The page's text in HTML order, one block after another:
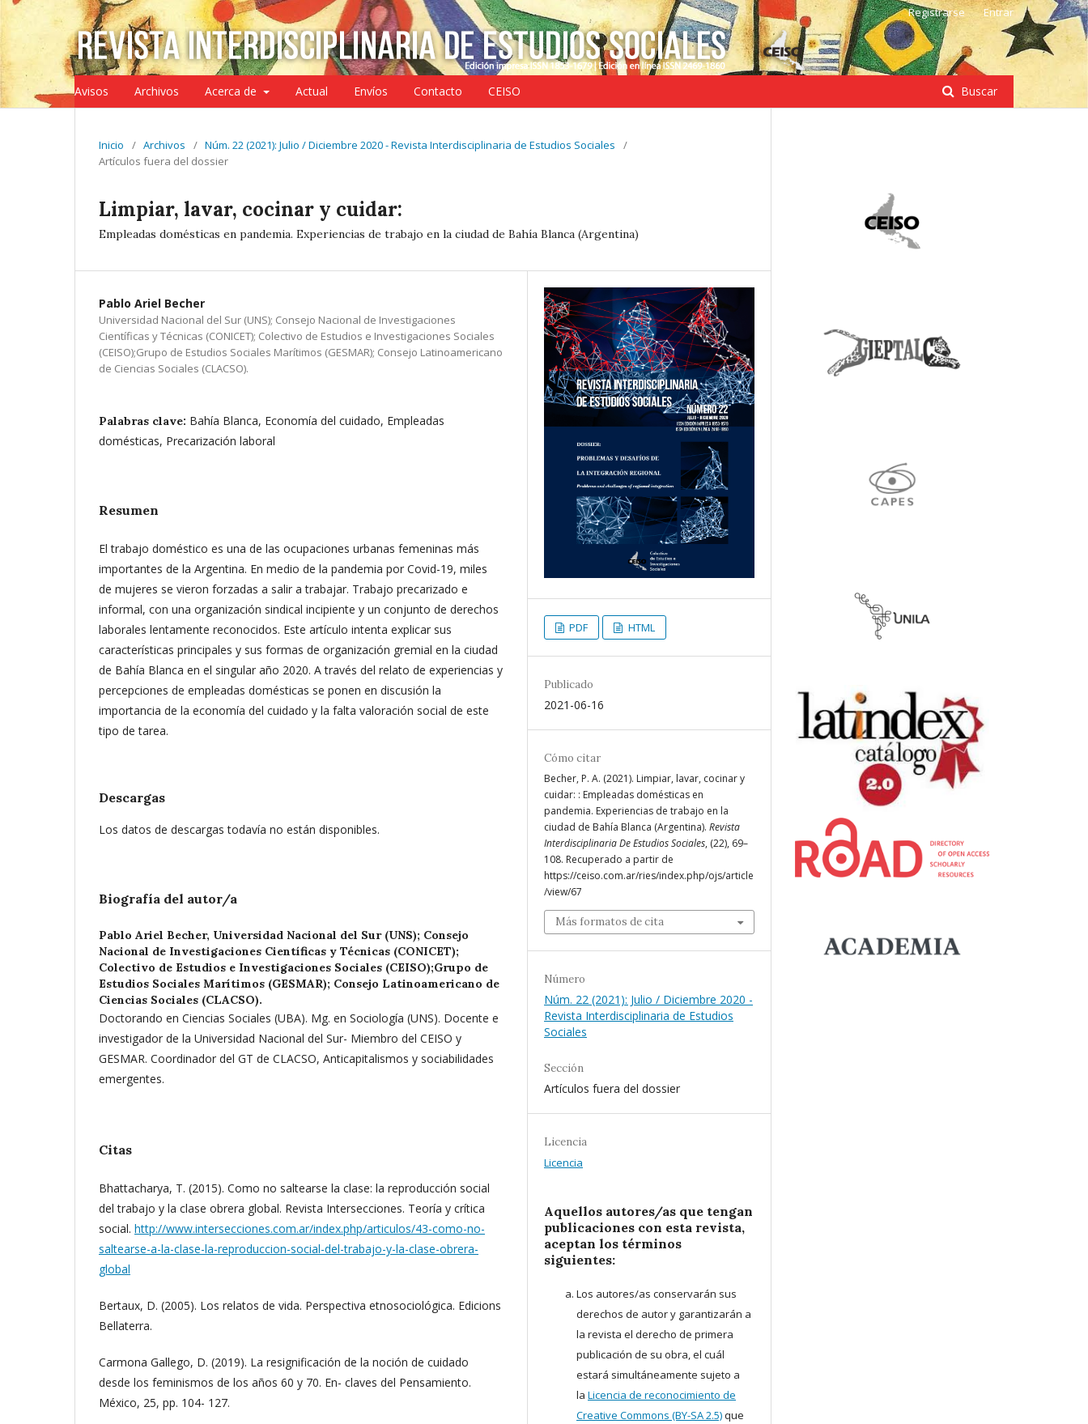
Avisos Archivos Acerca de Actual Envíos Contacto CEISO Buscar
Registrarse Entrar
Inicio / Archivos / Núm. 22 (2021): Julio / Diciembre 2020 - Revista Interdisciplinaria de Estudios Sociales
/
Artículos fuera del dossier
Limpiar, lavar, cocinar y cuidar:
Empleadas domésticas en pandemia. Experiencias de trabajo en la ciudad de Bahía Blanca (Argentina)
Pablo Ariel Becher
Universidad Nacional del Sur (UNS); Consejo Nacional de Investigaciones
Científicas y Técnicas (CONICET); Colectivo de Estudios e Investigaciones Sociales
(CEISO);Grupo de Estudios Sociales Marítimos (GESMAR); Consejo Latinoamericano
de Ciencias Sociales (CLACSO).
Palabras clave: Bahía Blanca, Economía del cuidado, Empleadas
domésticas, Precarización laboral
Resumen
El trabajo doméstico es una de las ocupaciones urbanas femeninas más
importantes de la Argentina. En medio de la pandemia por Covid-19, miles
de mujeres se vieron forzadas a salir a trabajar. Trabajo precarizado e
informal, con una organización sindical incipiente y un conjunto de derechos
laborales lentamente reconocidos. Este artículo intenta explicar sus
características principales y sus formas de organización gremial en la ciudad
de Bahía Blanca en el singular año 2020. A través del relato de experiencias y
percepciones de empleadas domésticas se ponen en discusión la
importancia de la economía del cuidado y la falta valoración social de este
tipo de tarea.
Descargas
Los datos de descargas todavía no están disponibles.
Biografía del autor/a
Pablo Ariel Becher, Universidad Nacional del Sur (UNS); Consejo
Nacional de Investigaciones Científicas y Técnicas (CONICET);
Colectivo de Estudios e Investigaciones Sociales (CEISO);Grupo de
Estudios Sociales Marítimos (GESMAR); Consejo Latinoamericano de
Ciencias Sociales (CLACSO).
Doctorando en Ciencias Sociales (UBA). Mg. en Sociología (UNS). Docente e
investigador de la Universidad Nacional del Sur- Miembro del CEISO y
GESMAR. Coordinador del GT de CLACSO, Anticapitalismos y sociabilidades
emergentes.
Citas
Bhattacharya, T. (2015). Como no saltearse la clase: la reproducción social
del trabajo y la clase obrera global. Revista Intersecciones. Teoría y crítica
social. http://www.intersecciones.com.ar/index.php/articulos/43-como-no-
saltearse-a-la-clase-la-reproduccion-social-del-trabajo-y-la-clase-obrera-
global
Bertaux, D. (2005). Los relatos de vida. Perspectiva etnosociológica. Edicions
Bellaterra.
Carmona Gallego, D. (2019). La resignificación de la noción de cuidado
desde los feminismos de los años 60 y 70. En- claves del Pensamiento.
México, 25, pp. 104- 127.
PDF HTML
Publicado
2021-06-16
Cómo citar
Becher, P. A. (2021). Limpiar, lavar, cocinar y
cuidar: : Empleadas domésticas en
pandemia. Experiencias de trabajo en la
ciudad de Bahía Blanca (Argentina). Revista
Interdisciplinaria De Estudios Sociales, (22), 69–
108. Recuperado a partir de
https://ceiso.com.ar/ries/index.php/ojs/article
/view/67
Más formatos de cita
Número
Núm. 22 (2021): Julio / Diciembre 2020 -
Revista Interdisciplinaria de Estudios
Sociales
Sección
Artículos fuera del dossier
Licencia
Licencia
Aquellos autores/as que tengan
publicaciones con esta revista,
aceptan los términos
siguientes:
Los autores/as conservarán sus
derechos de autor y garantizarán a
la revista el derecho de primera
publicación de su obra, el cuál
estará simultáneamente sujeto a
la Licencia de reconocimiento de
Creative Commons (BY-SA 2.5)que